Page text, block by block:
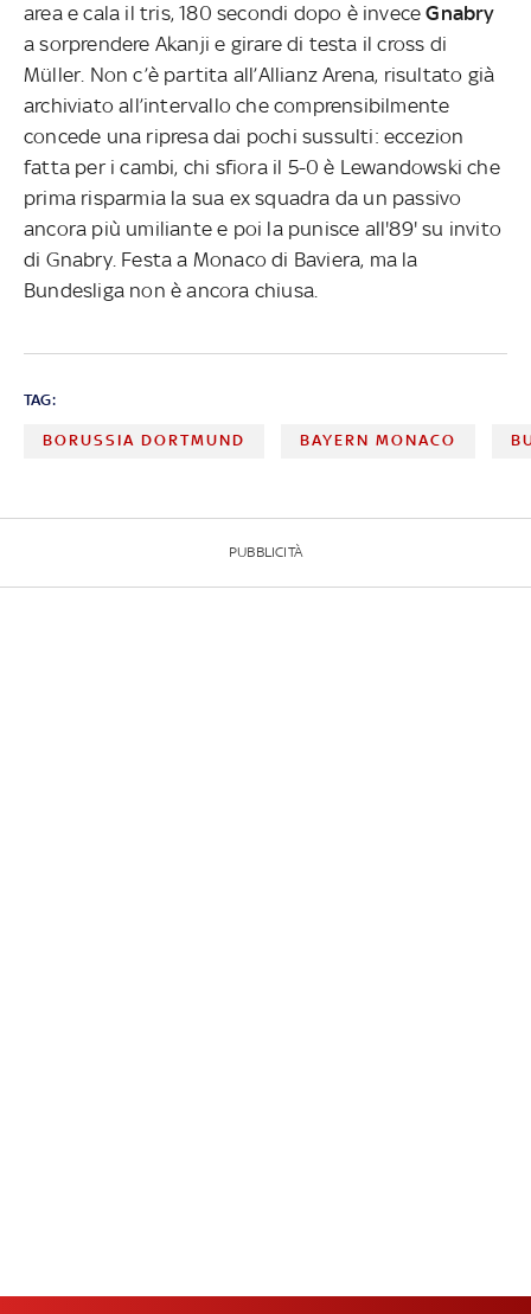
area e cala il tris, 180 secondi dopo è inveceGnabry
a sorprendere Akanji e girare di testa il cross di
Müller. Non c’è partita all’Allianz Arena, risultato già
archiviato all’intervallo che comprensibilmente
concede una ripresa dai pochi sussulti: eccezion
fatta per i cambi, chi sfiora il 5-0 è Lewandowski che
prima risparmia la sua ex squadra da un passivo
ancora più umiliante e poi la punisce all'89' su invito
di Gnabry. Festa a Monaco di Baviera, ma la
Bundesliga non è ancora chiusa.
TAG:
BORUSSIA DORTMUND BAYERN MONACO
PUBBLICITÀ